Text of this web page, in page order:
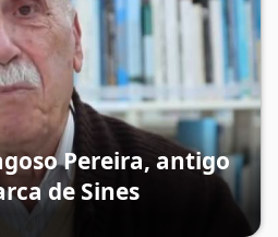
Pereira, antigo
de Sines
para
do Terminal